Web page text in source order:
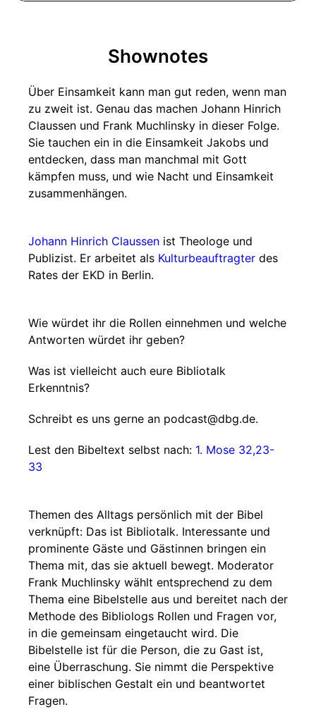
Shownotes
Über Einsamkeit kann man gut reden, wenn man
zu zweit ist. Genau das machen Johann Hinrich
Claussen und Frank Muchlinsky in dieser Folge.
Sie tauchen ein in die Einsamkeit Jakobs und
entdecken, dass man manchmal mit Gott
kämpfen muss, und wie Nacht und Einsamkeit
zusammenhängen.
Johann Hinrich Claussen ist Theologe und
Publizist. Er arbeitet als Kulturbeauftragter des
Rates der EKD in Berlin.
Wie würdet ihr die Rollen einnehmen und welche
Antworten würdet ihr geben?
Was ist vielleicht auch eure Bibliotalk
Erkenntnis?
Schreibt es uns gerne an podcast@dbg.de.
Lest den Bibeltext selbst nach: 1. Mose 32,23-
33
Themen des Alltags persönlich mit der Bibel
verknüpft: Das ist Bibliotalk. Interessante und
prominente Gäste und Gästinnen bringen ein
Thema mit, das sie aktuell bewegt. Moderator
Frank Muchlinsky wählt entsprechend zu dem
Thema eine Bibelstelle aus und bereitet nach der
Methode des Bibliologs Rollen und Fragen vor,
in die gemeinsam eingetaucht wird. Die
Bibelstelle ist für die Person, die zu Gast ist,
eine Überraschung. Sie nimmt die Perspektive
einer biblischen Gestalt ein und beantwortet
Fragen.